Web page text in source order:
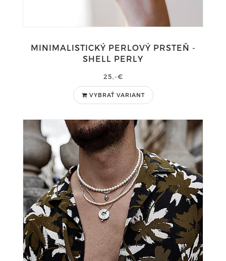
MINIMALISTICKÝ PERLOVÝ PRSTEŇ -
SHELL PERLY
25,-€
VYBRAŤ VARIANT